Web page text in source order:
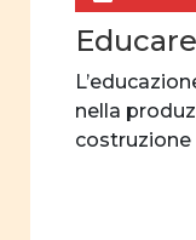
nella
costruzione